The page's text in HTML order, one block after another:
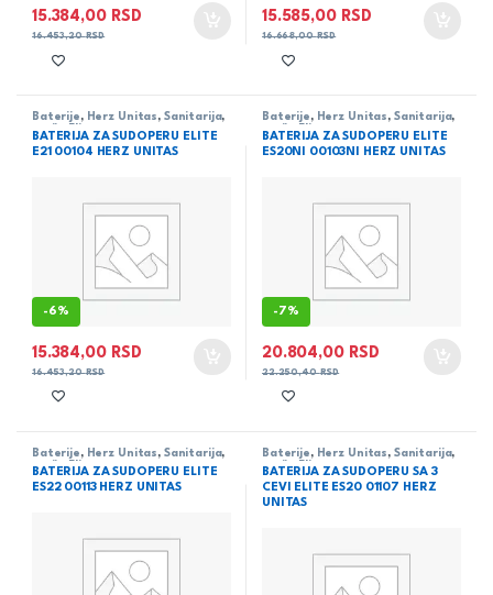
15.384,00 RSD
16.453,20RSD
15.585,00 RSD
16.668,00RSD
Baterije , Herz Unitas , Sanitarija,
serija Elite
BATERIJA ZA SUDOPERU ELITE
E21 00104 HERZ UNITAS
-6%
15.384,00 RSD
16.453,20RSD
Baterije , Herz Unitas , Sanitarija,
serija Elite
BATERIJA ZA SUDOPERU ELITE
ES20NI 00103NI HERZ UNITAS
-7%
20.804,00 RSD
22.250,40RSD
Baterije , Herz Unitas , Sanitarija,
serija Elite
BATERIJA ZA SUDOPERU ELITE
ES22 00113 HERZ UNITAS
Baterije , Herz Unitas , Sanitarija,
serija Elite
BATERIJA ZA SUDOPERU SA 3
CEVI ELITE ES20 01107 HERZ
UNITAS